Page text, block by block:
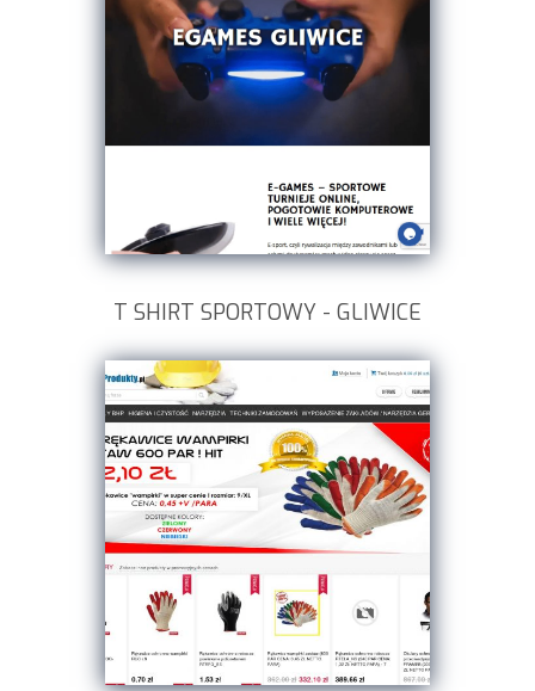
T SHIRT SPORTOWY - GLIWICE